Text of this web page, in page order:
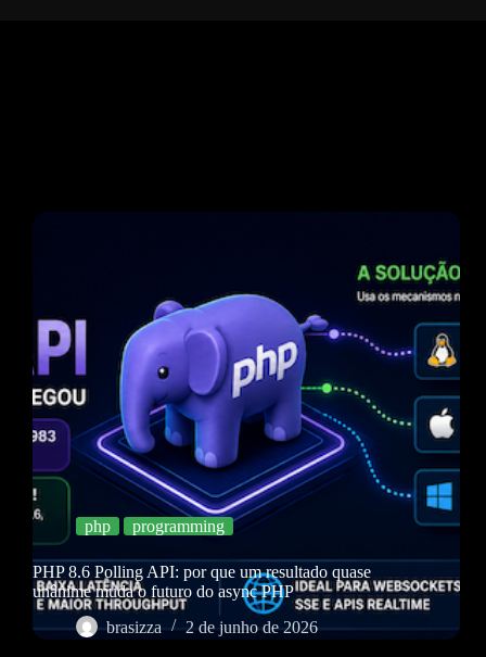
php programming
PHP 8.6 Polling API: por que um resultado quase
unânime muda o futuro do async PHP
brasizza
2 de junho de 2026